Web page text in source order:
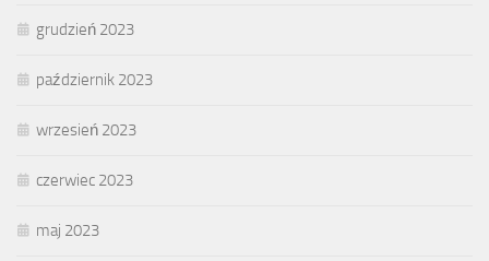
grudzień 2023
październik 2023
wrzesień 2023
czerwiec 2023
maj 2023